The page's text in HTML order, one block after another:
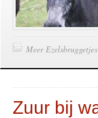
Meer
Zuur bij